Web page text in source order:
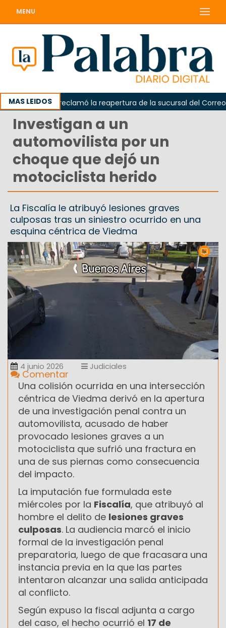
MENU
MAS LEIDOS
Odarda reclamó la reapertura de la sucursal del Correo
Investigan a un
automovilista por un
choque que dejó un
motociclista herido
La Fiscalía le atribuyó lesiones graves
culposas tras un siniestro ocurrido en una
esquina céntrica de Viedma
4 junio 2026 Judiciales
Comentar
Una colisión ocurrida en una intersección
céntrica de Viedma derivó en la apertura
de una investigación penal contra un
automovilista, acusado de haber
provocado lesiones graves a un
motociclista que sufrió una fractura en
una de sus piernas como consecuencia
del impacto.
La imputación fue formulada este
miércoles por la Fiscalía, que atribuyó al
hombre el delito de lesiones graves
culposas. La audiencia marcó el inicio
formal de la investigación penal
preparatoria, luego de que fracasara una
instancia previa en la que las partes
intentaron alcanzar una salida anticipada
al conflicto.
Según expuso la fiscal adjunta a cargo
del caso, el hecho ocurrió el 17 de